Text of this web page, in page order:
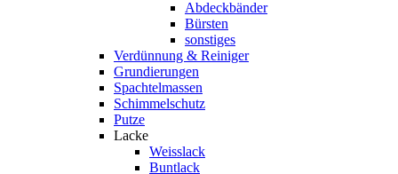
Abdeckbänder
Bürsten
sonstiges
Verdünnung & Reiniger
Grundierungen
Spachtelmassen
Schimmelschutz
Putze
Lacke
Weisslack
Buntlack